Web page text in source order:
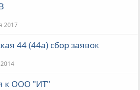
2017
44 (44а) сбор заявок
к ООО "ИТ"